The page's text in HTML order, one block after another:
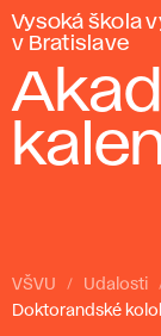
Vysoká škola
v Bratislave
VŠVU Udalosti
Doktorandské